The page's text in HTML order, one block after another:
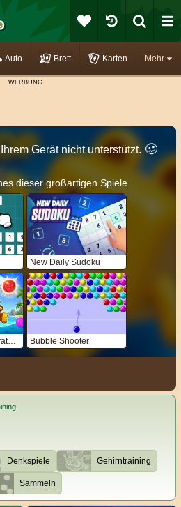
Mehr
Auto Brett Karten
Gerät nicht unterstützt. 🥴️
dieser großartigen Spiele
New Daily Sudoku
Bubble Shooter: Pirate Treasures Bubble Shooter
Denkspiele Gehirntraining
Sammeln